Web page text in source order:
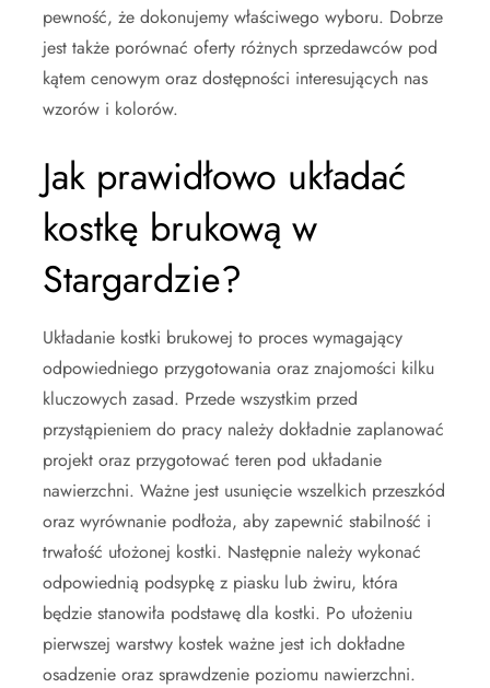
pewność, że dokonujemy właściwego wyboru. Dobrze
jest także porównać oferty różnych sprzedawców pod
kątem cenowym oraz dostępności interesujących nas
wzorów i kolorów.
Jak prawidłowo układać
kostkę brukową w
Stargardzie?
Układanie kostki brukowej to proces wymagający
odpowiedniego przygotowania oraz znajomości kilku
kluczowych zasad. Przede wszystkim przed
przystąpieniem do pracy należy dokładnie zaplanować
projekt oraz przygotować teren pod układanie
nawierzchni. Ważne jest usunięcie wszelkich przeszkód
oraz wyrównanie podłoża, aby zapewnić stabilność i
trwałość ułożonej kostki. Następnie należy wykonać
odpowiednią podsypkę z piasku lub żwiru, która
będzie stanowiła podstawę dla kostki. Po ułożeniu
pierwszej warstwy kostek ważne jest ich dokładne
osadzenie oraz sprawdzenie poziomu nawierzchni.